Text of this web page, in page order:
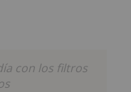
ESPECTÁCULOS
con los filtros